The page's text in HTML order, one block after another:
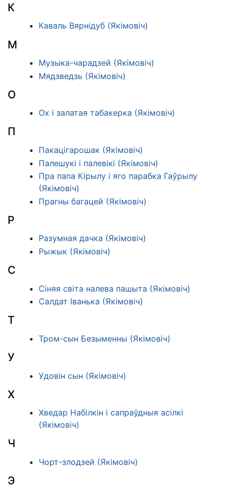
К
Каваль Вярнідуб (Якімовіч)
М
Музыка-чарадзей (Якімовіч)
Мядзведзь (Якімовіч)
О
Ох і залатая табакерка (Якімовіч)
П
Пакацігарошак (Якімовіч)
Палешукі і палевікі (Якімовіч)
Пра папа Кірылу і яго парабка Гаўрылу
(Якімовіч)
Прагны багацей (Якімовіч)
Р
Разумная дачка (Якімовіч)
Рыжык (Якімовіч)
С
Сіняя світа налева пашыта (Якімовіч)
Салдат Іванька (Якімовіч)
Т
Тром-сын Безыменны (Якімовіч)
У
Удовін сын (Якімовіч)
Х
Хведар Набілкін і сапраўдныя асілкі
(Якімовіч)
Ч
Чорт-злодзей (Якімовіч)
Э